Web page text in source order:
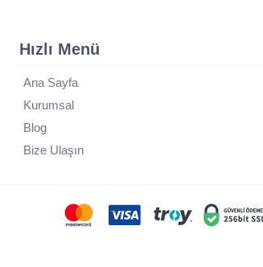
Hızlı Menü
Ana Sayfa
Kurumsal
Blog
Bize Ulaşın